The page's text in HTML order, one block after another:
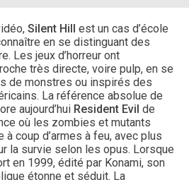
Silent Hill est un cas d’école
en se distinguant des
Les jeux d’horreur ont
très directe, voire pulp, en se
de monstres ou inspirés des
La référence absolue de
aujourd’hui Resident Evil de
où les zombies et mutants
coup d’armes à feu, avec plus
la survie selon les opus. Lorsque
en 1999, édité par Konami, son
étonne et séduit. La